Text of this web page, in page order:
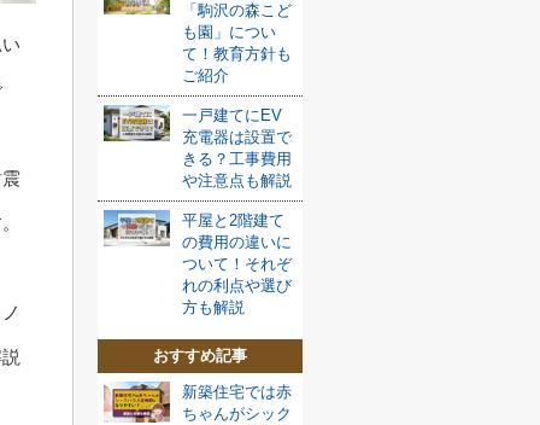
「駒沢の森こど
も園」につい
て！教育方針も
ご紹介
一戸建てにEV
充電器は設置で
きる？工事費用
や注意点も解説
平屋と2階建て
の費用の違いに
ついて！それぞ
れの利点や選び
方も解説
おすすめ記事
新築住宅では赤
ちゃんがシック